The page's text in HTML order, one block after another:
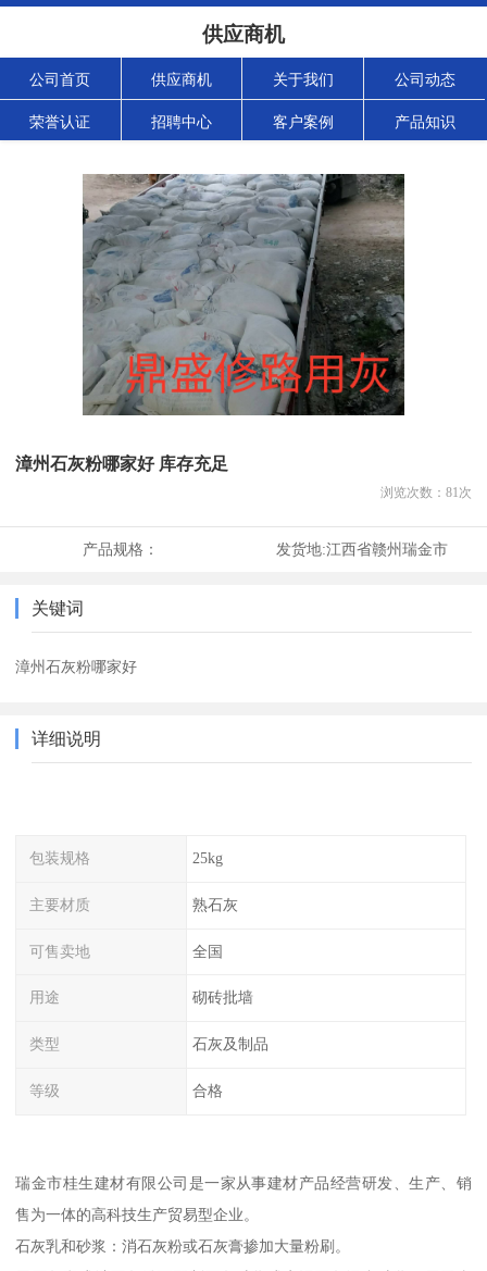
供应商机
公司首页 供应商机 关于我们 公司动态
荣誉认证 招聘中心 客户案例 产品知识
漳州石灰粉哪家好 库存充足
浏览次数： 81次
产品规格： 发货地:江西省赣州瑞金市
关键词
漳州石灰粉哪家好
详细说明
包装规格 25kg
主要材质 熟石灰
可售卖地 全国
用途 砌砖批墙
类型 石灰及制品
等级 合格
瑞金市桂生建材有限公司是一家从事建材产品经营研发、生产、销
售为一体的高科技生产贸易型企业。
石灰乳和砂浆：消石灰粉或石灰膏掺加大量粉刷。